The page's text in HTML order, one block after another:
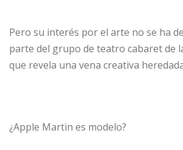
Pero su interés por el arte no se ha
parte del grupo de teatro cabaret de
que revela una vena creativa
¿Apple Martin es modelo?